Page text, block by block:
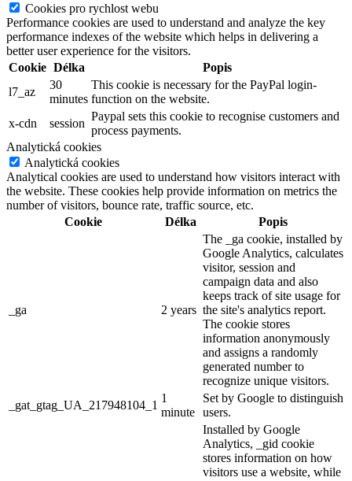
Cookies pro rychlost webu
Performance cookies are used to understand and analyze the key
performance indexes of the website which helps in delivering a
better user experience for the visitors.
Cookie Délka
Popis
l7_az
30
minutes
This cookie is necessary for the PayPal login-
function on the website.
x-cdn
session
Paypal sets this cookie to recognise customers and
process payments.
Analytická cookies
Analytická cookies
Analytical cookies are used to understand how visitors interact with
the website. These cookies help provide information on metrics the
number of visitors, bounce rate, traffic source, etc.
Cookie
Délka Popis
_ga 2 years
The _ga cookie, installed by
Google Analytics, calculates
visitor, session and
campaign data and also
keeps track of site usage for
the site's analytics report.
The cookie stores
information anonymously
and assigns a randomly
generated number to
recognize unique visitors.
_gat_gtag_UA_217948104_1
1
minute
Set by Google to distinguish
users.
Installed by Google
Analytics, _gid cookie
stores information on how
visitors use a website, while